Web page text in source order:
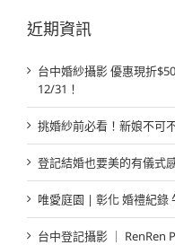
近期資訊
台中婚紗攝影 優惠現折
12/31！
挑婚紗前必看！新娘不可
登記結婚也要美的有儀式
唯愛庭園 | 彰化 婚禮紀錄
台中登記攝影 ｜